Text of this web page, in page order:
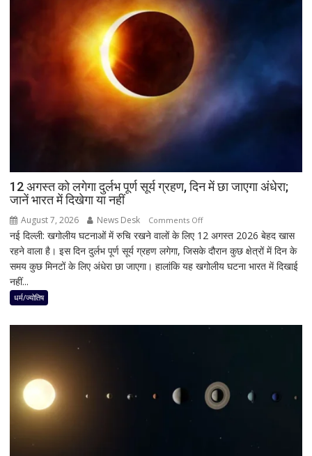
रिएक्शन,
आत्ममंथन
ऐलान
12 अगस्त को लगेगा दुर्लभ पूर्ण सूर्य ग्रहण, दिन में छा जाएगा अंधेरा;
जानें भारत में दिखेगा या नहीं
August 7, 2026 News Desk Comments Offon
12
अगस्त
को
सूर्य
छा
जाएगा
नई दिल्ली: खगोलीय घटनाओं में रुचि रखने वालों के लिए 12 अगस्त 2026 बेहद खास
रहने वाला है। इस दिन दुर्लभ पूर्ण सूर्य ग्रहण लगेगा, जिसके दौरान कुछ क्षेत्रों में दिन के
समय कुछ मिनटों के लिए अंधेरा छा जाएगा। हालांकि यह खगोलीय घटना भारत में दिखाई
नहीं...
धर्म/ज्योतिष